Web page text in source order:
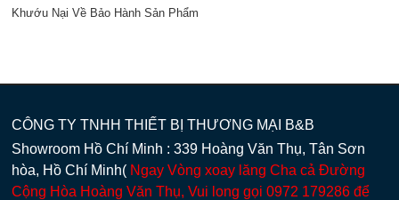
Khướu Nại Về Bảo Hành Sản Phẩm
CÔNG TY TNHH THIẾT BỊ THƯƠNG MẠI B&B
Showroom Hồ Chí Minh : 339 Hoàng Văn Thụ, Tân Sơn
hòa, Hồ Chí Minh( Ngay Vòng xoay lăng Cha cả Đường
Cộng Hòa Hoàng Văn Thụ, Vui long gọi 0972 179286 để